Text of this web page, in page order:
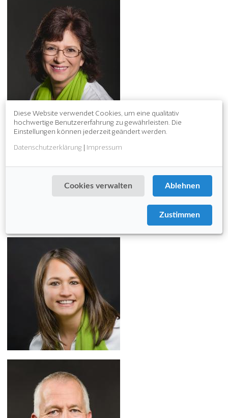
Diese Website verwendet Cookies, um eine qualitativ
hochwertige Benutzererfahrung zu gewährleisten. Die
Einstellungen können jederzeit geändert werden.
Datenschutzerklärung | Impressum
Cookies verwalten Ablehnen
Zustimmen